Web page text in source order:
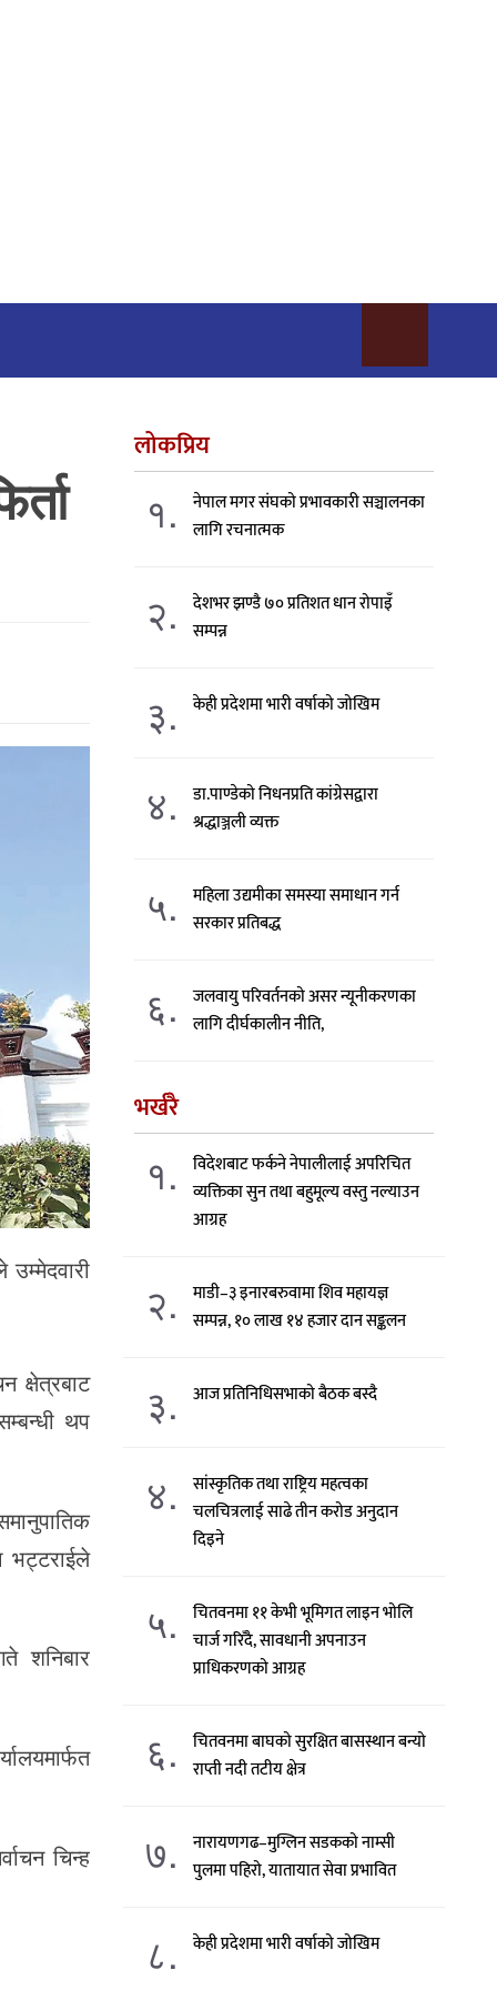
क्षेत्रबाट
थप
भट्टराईले
शनिबार
चिन्ह
लोकप्रिय
१.
नेपाल मगर संघको प्रभावकारी सञ्चालनका
लागि रचनात्मक
२.
देशभर झण्डै ७० प्रतिशत धान रोपाइँ
सम्पन्न
३. केही प्रदेशमा भारी वर्षाको जोखिम
४.
डा.पाण्डेको निधनप्रति कांग्रेसद्वारा
श्रद्धाञ्जली व्यक्त
५.
महिला उद्यमीका समस्या समाधान गर्न
सरकार प्रतिबद्ध
६.
जलवायु परिवर्तनको असर न्यूनीकरणका
लागि दीर्घकालीन नीति,
भर्खरै
१.
विदेशबाट फर्कने नेपालीलाई अपरिचित
व्यक्तिका सुन तथा बहुमूल्य वस्तु नल्याउन
आग्रह
२.
माडी–३ इनारबरुवामा शिव महायज्ञ
सम्पन्न, १० लाख १४ हजार दान सङ्कलन
३. आज प्रतिनिधिसभाको बैठक बस्दै
४.
सांस्कृतिक तथा राष्ट्रिय महत्वका
चलचित्रलाई साढे तीन करोड अनुदान
दिइने
५.
चितवनमा ११ केभी भूमिगत लाइन भोलि
चार्ज गरिँदै, सावधानी अपनाउन
प्राधिकरणको आग्रह
६.
चितवनमा बाघको सुरक्षित बासस्थान बन्यो
राप्ती नदी तटीय क्षेत्र
७.
नारायणगढ–मुग्लिन सडकको नाम्सी
पुलमा पहिरो, यातायात सेवा प्रभावित
८. केही प्रदेशमा भारी वर्षाको जोखिम